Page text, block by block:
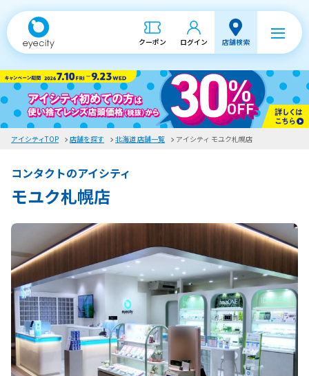
クーポン ログイン 店舗検索
アイシティTOP 店舗を探す 北海道 店舗一覧 アイシティ モユク札幌店
コンタクトのアイシティ
モユク札幌店